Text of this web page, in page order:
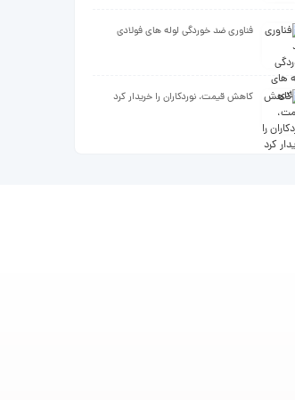
فناوری ضد خوردگی لوله های فولادی
کاهش قیمت، نوردکاران را خریدار کرد